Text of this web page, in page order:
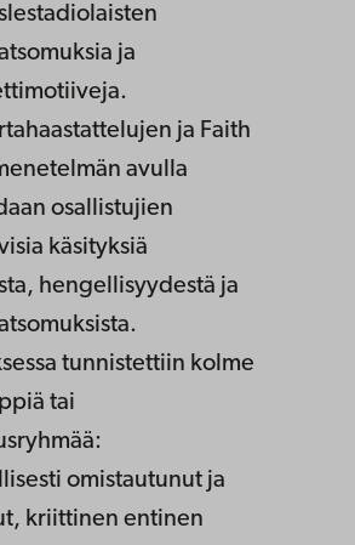
ja
ja Faith
avulla
osallistujien
käsityksiä
hengellisyydestä ja
tunnistettiin kolme
tai
omistautunut ja
kriittinen entinen